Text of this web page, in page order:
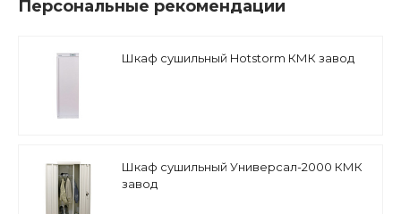
Персональные рекомендации
Шкаф сушильный Hotstorm КМК завод
Шкаф сушильный Универсал-2000 КМК
завод